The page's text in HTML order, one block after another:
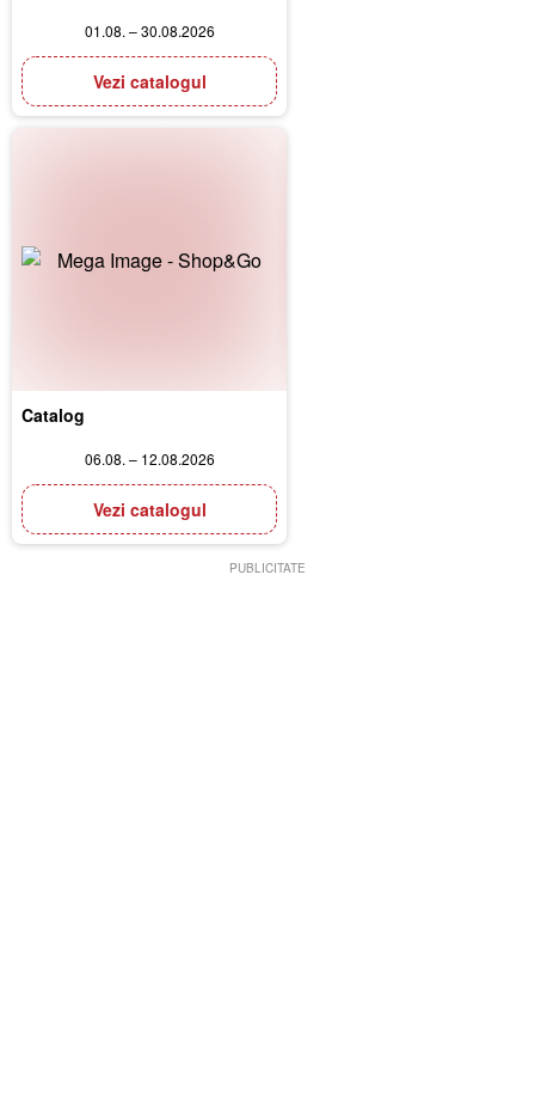
01.08. – 30.08.2026
Vezi catalogul
Catalog
06.08. – 12.08.2026
Vezi catalogul
PUBLICITATE